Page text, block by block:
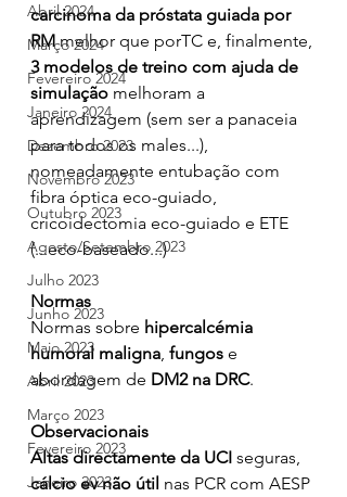
Abril 2024
Março 2024
Fevereiro 2024
Janeiro 2024
Dezembro 2023
Novembro 2023
Outubro 2023
Agosto/Setembro 2023
Julho 2023
Junho 2023
Maio 2023
Abril 2023
Março 2023
Fevereiro 2023
Janeiro 2023
carcinoma da próstata guiada por
RM melhor que porTC e, finalmente,
3 modelos de treino com ajuda de
simulação melhoram a
aprendizagem (sem ser a panaceia
para todos os males...),
nomeadamente entubação com
fibra óptica eco-guiado,
cricoidectomia eco-guiado e ETE
(...eco-baseado...)
Normas
Normas sobre hipercalcémia
humoral maligna fungos e
abordagem de DM2 na DRC.
Observacionais
Altas directamente da UCI seguras,
cálcio ev não útil nas PCR com AESP